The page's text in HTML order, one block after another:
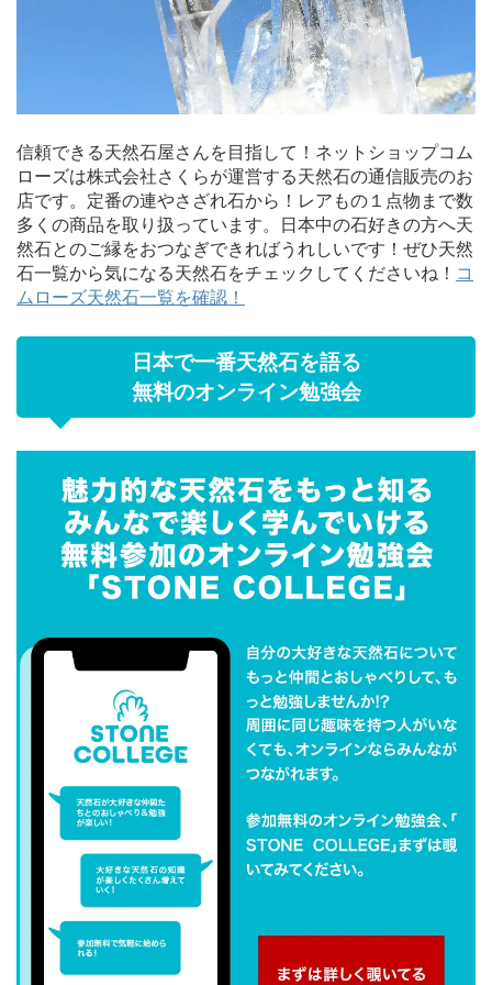
信頼できる天然石屋さんを目指して！ネットショップコム
ローズは株式会社さくらが運営する天然石の通信販売のお
店です。定番の連やさざれ石から！レアもの１点物まで数
多くの商品を取り扱っています。日本中の石好きの方へ天
然石とのご縁をおつなぎできればうれしいです！ぜひ天然
石一覧から気になる天然石をチェックしてくださいね！ コ
ムローズ天然石一覧を確認！
日本で一番天然石を語る
無料のオンライン勉強会